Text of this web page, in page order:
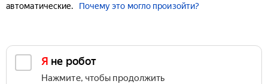
автоматические.
Почему это могло произойти?
Я не робот
Нажмите, чтобы продолжить